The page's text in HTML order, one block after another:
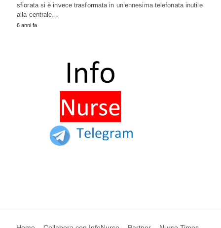
sfiorata si è invece trasformata in un’ennesima telefonata inutile
alla centrale…
6 anni fa